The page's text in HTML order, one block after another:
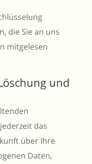
die Sie an uns
mitgelesen
und
das
über Ihre
Daten,